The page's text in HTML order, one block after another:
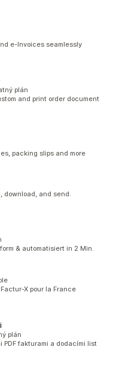
e-Invoices seamlessly
plán
and print order document
packing slips and more
download, and send.
& automatisiert in 2 Min.
X pour la France
plán
fakturami a dodacími list